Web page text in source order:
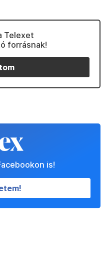
Telexet
forrásnak!
is!